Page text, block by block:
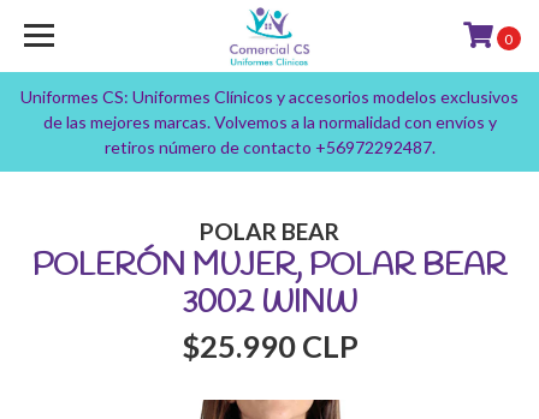
Uniformes CS: Uniformes Clínicos y accesorios modelos exclusivos
de las mejores marcas. Volvemos a la normalidad con envíos y
retiros número de contacto +56972292487.
0
POLAR BEAR
POLERÓN MUJER, POLAR BEAR
3002 WINW
$25.990 CLP